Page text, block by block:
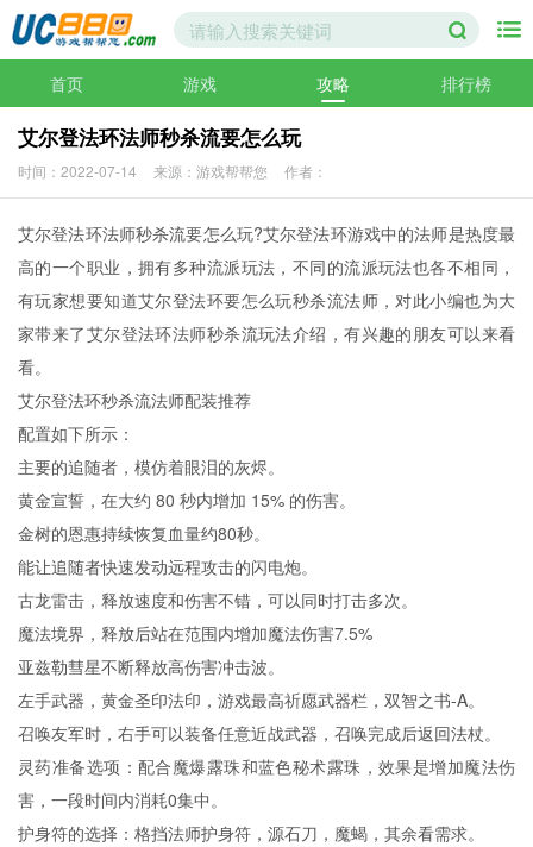
首页 游戏 攻略 排行榜
艾尔登法环法师秒杀流要怎么玩
时间：2022-07-14 来源：游戏帮帮您 作者：
艾尔登法环法师秒杀流要怎么玩?艾尔登法环游戏中的法师是热度最
高的一个职业，拥有多种流派玩法，不同的流派玩法也各不相同，
有玩家想要知道艾尔登法环要怎么玩秒杀流法师，对此小编也为大
家带来了艾尔登法环法师秒杀流玩法介绍，有兴趣的朋友可以来看
看。
艾尔登法环秒杀流法师配装推荐
配置如下所示：
主要的追随者，模仿着眼泪的灰烬。
黄金宣誓，在大约 80 秒内增加 15% 的伤害。
金树的恩惠持续恢复血量约80秒。
能让追随者快速发动远程攻击的闪电炮。
古龙雷击，释放速度和伤害不错，可以同时打击多次。
魔法境界，释放后站在范围内增加魔法伤害7.5%
亚兹勒彗星不断释放高伤害冲击波。
左手武器，黄金圣印法印，游戏最高祈愿武器栏，双智之书-A。
召唤友军时，右手可以装备任意近战武器，召唤完成后返回法杖。
灵药准备选项：配合魔爆露珠和蓝色秘术露珠，效果是增加魔法伤
害，一段时间内消耗0集中。
护身符的选择：格挡法师护身符，源石刀，魔蝎，其余看需求。